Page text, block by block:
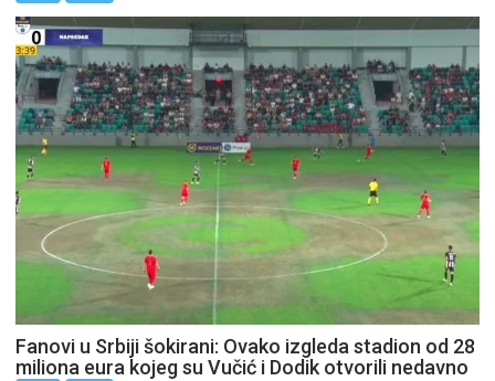
Fanovi u Srbiji šokirani: Ovako izgleda stadion od 28
miliona eura kojeg su Vučić i Dodik otvorili nedavno